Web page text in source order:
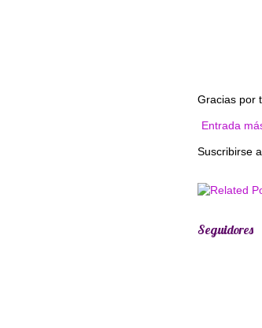
Gracias por
Entrada
Suscribirse
Seguidores